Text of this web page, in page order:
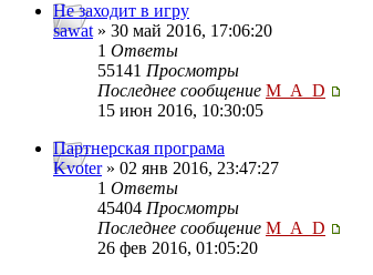
Не заходит в игру
sawat » 30 май 2016, 17:06:20
1 Ответы
55141 Просмотры
Последнее сообщение M_A_D
15 июн 2016, 10:30:05
Партнерская програма
Kvoter» 02 янв 2016, 23:47:27
1 Ответы
45404 Просмотры
Последнее сообщение M_A_D
26 фев 2016, 01:05:20